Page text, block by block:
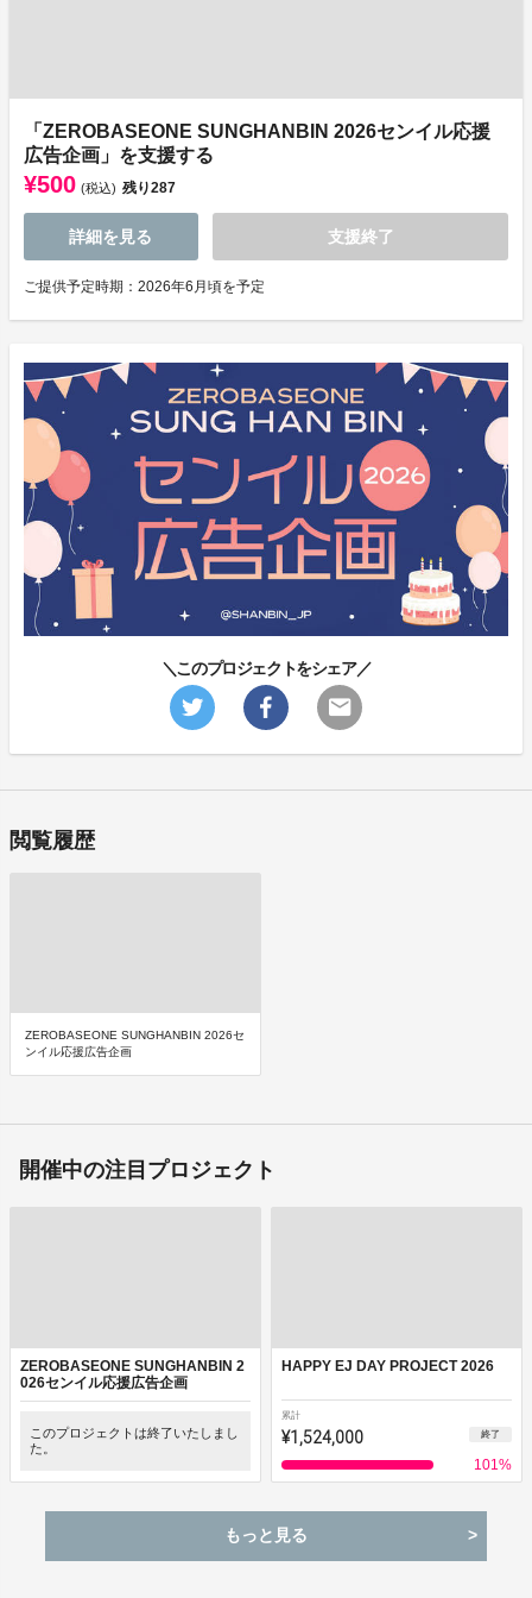
「ZEROBASEONE SUNGHANBIN 2026センイル応援
広告企画」を支援する
¥500 (税込) 残り287
詳細を見る 支援終了
ご提供予定時期：2026年6月頃を予定
＼このプロジェクトをシェア／
閲覧履歴
ZEROBASEONE SUNGHANBIN 2026セ
ンイル応援広告企画
開催中の注目プロジェクト
ZEROBASEONE SUNGHANBIN 2
026センイル応援広告企画
このプロジェクトは終了いたしまし
た。
HAPPY EJ DAY PROJECT 2026
累計
¥1,524,000 終了
101%
もっと見る